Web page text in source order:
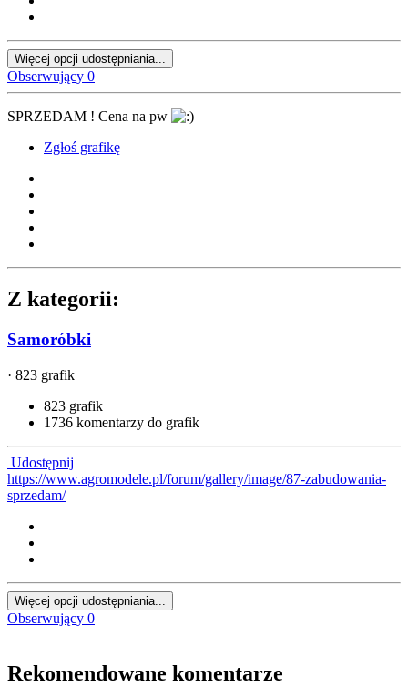
Więcej opcji udostępniania...
Obserwujący 0
SPRZEDAM ! Cena na pw
Zgłoś grafikę
Z kategorii:
Samoróbki
· 823 grafik
823 grafik
1736 komentarzy do grafik
Udostępnij
https://www.agromodele.pl/forum/gallery/image/87-zabudowania-
sprzedam/
Więcej opcji udostępniania...
Obserwujący 0
Rekomendowane komentarze